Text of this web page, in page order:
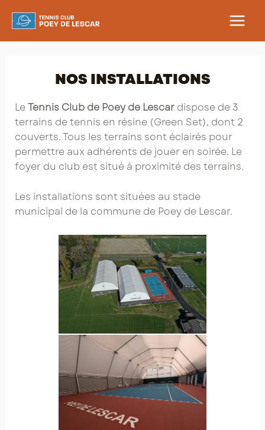
MAIN
NOS INSTALLATIONS
LeTennis Club de Poey de Lescardispose de 3
terrains de tennis en résine (Green Set), dont 2
couverts. Tous les terrains sont éclairés pour
permettre aux adhérents de jouer en soirée. Le
foyer du club est situé à proximité des terrains.
Les installations sont situées au stade
municipal de la commune de Poey de Lescar.